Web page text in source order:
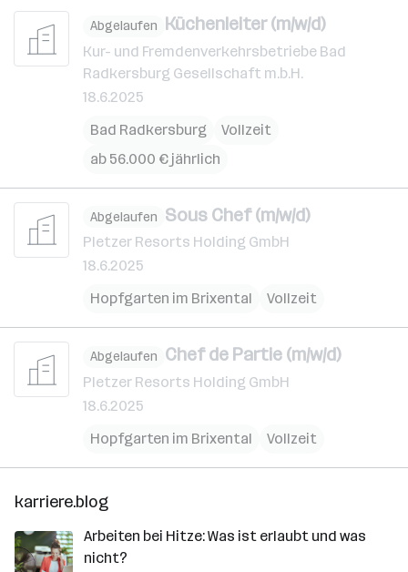
Abgelaufen Küchenleiter (m/w/d)
Kur- und Fremdenverkehrsbetriebe Bad
Radkersburg Gesellschaft m.b.H.
18.6.2025
Bad Radkersburg
Vollzeit
ab 56.000 € jährlich
Abgelaufen Sous Chef (m/w/d)
Pletzer Resorts Holding GmbH
18.6.2025
Hopfgarten im Brixental
Vollzeit
Abgelaufen Chef de Partie (m/w/d)
Pletzer Resorts Holding GmbH
18.6.2025
Hopfgarten im Brixental
Vollzeit
karriere.blog
Arbeiten bei Hitze: Was ist erlaubt und was
nicht?